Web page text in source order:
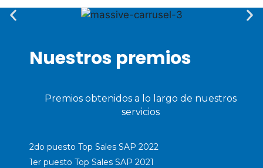
Nuestros premios
Premios obtenidos a lo largo de nuestros
servicios
2do puesto Top Sales SAP 2022
1er puesto Top Sales SAP 2021